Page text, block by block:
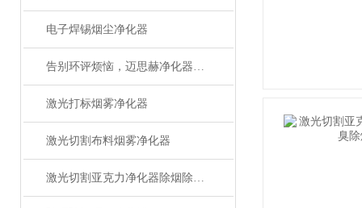
电子焊锡烟尘净化器
告别环评烦恼，迈思赫净化器助您轻松达标
激光打标烟雾净化器
激光切割布料烟雾净化器
激光切割亚克力净化器除烟除味设备